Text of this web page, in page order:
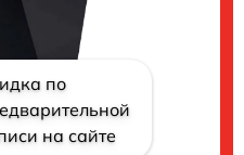
по
на сайте